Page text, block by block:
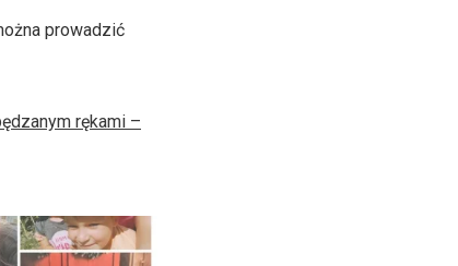
prowadzić
rękami –